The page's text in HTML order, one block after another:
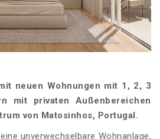
neuen Wohnungen mit 1, 2, 3
mit privaten Außenbereichen
von Matosinhos, Portugal.
unverwechselbare Wohnanlage,